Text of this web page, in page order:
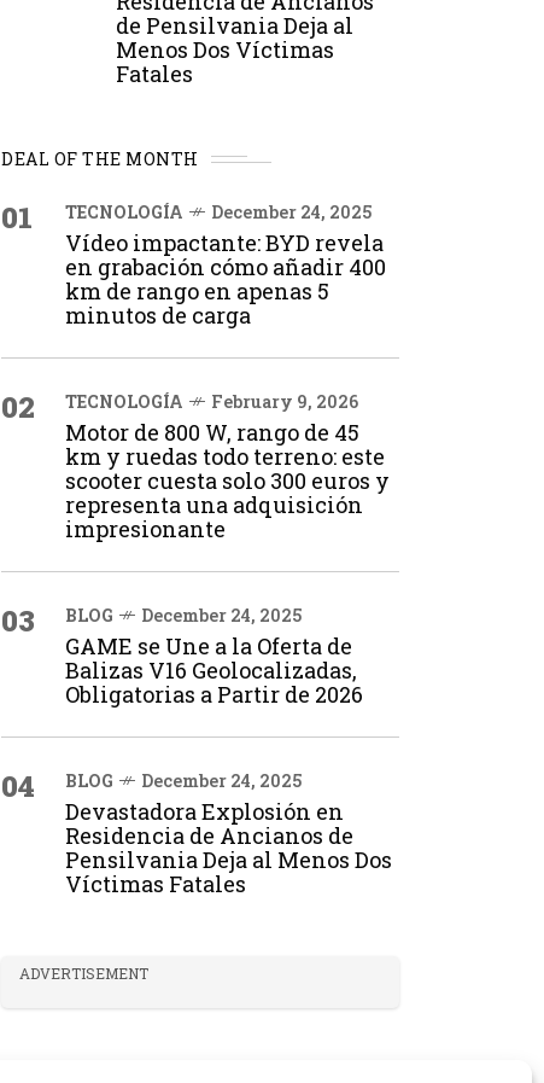
de Pensilvania Deja al
Menos Dos Víctimas
Fatales
DEAL OF THE MONTH
01 TECNOLOGÍA December 24, 2025
Vídeo impactante: BYD revela
en grabación cómo añadir 400
km de rango en apenas 5
minutos de carga
02 TECNOLOGÍA February 9, 2026
Motor de 800 W, rango de 45
km y ruedas todo terreno: este
scooter cuesta solo 300 euros y
representa una adquisición
impresionante
03 BLOG December 24, 2025
GAME se Une a la Oferta de
Balizas V16 Geolocalizadas,
Obligatorias a Partir de 2026
04 BLOG December 24, 2025
Devastadora Explosión en
Residencia de Ancianos de
Pensilvania Deja al Menos Dos
Víctimas Fatales
ADVERTISEMENT